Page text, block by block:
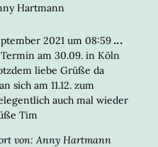
Hartmann
2021 um 08:59
am 30.09. in Köln
liebe Grüße da
sich am 11.12. zum
auch mal wieder
Tim
von: Anny Hartmann
...DIESE